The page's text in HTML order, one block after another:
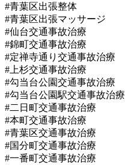
#青葉区出張整体
#青葉区出張マッサージ
#仙台交通事故治療
#錦町交通事故治療
#定禅寺通り交通事故治療
#上杉交通事故治療
#勾当台公園交通事故治療
#勾当台公園駅交通事故治療
#二日町交通事故治療
#本町交通事故治療
#青葉区交通事故治療
#国分町交通事故治療
#一番町交通事故治療